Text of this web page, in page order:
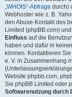
„WHOIS“-Abfrage durch)
Webhoster wie z. B.
den Abuse-Kontakt des
Limited (phpBB.com)
Einfluss auf die
haben und dafür in
können. Kontaktieren
e. V. in Zusammenhang
Website phpbb.com,
Sie phpBB Limited oder
Softwarenutzung durch